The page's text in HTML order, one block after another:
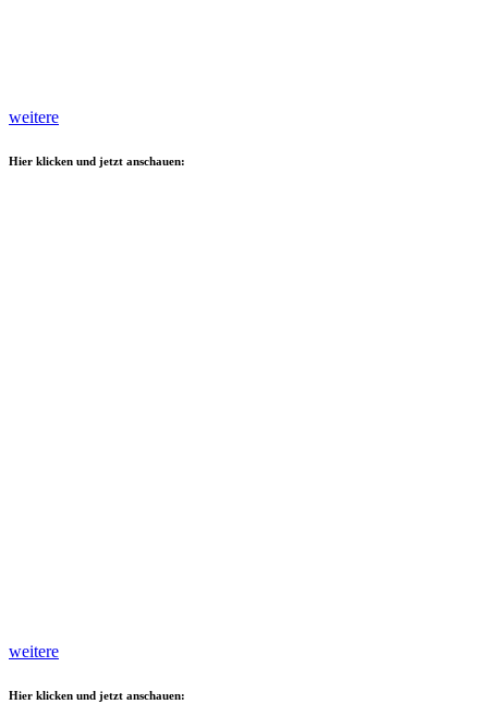
weitere
Hier klicken und jetzt anschauen:
weitere
Hier klicken und jetzt anschauen: